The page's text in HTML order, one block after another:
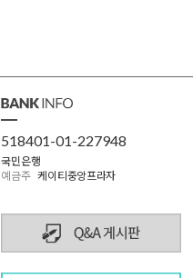
518401-01-227948
국민은행
예금주 케이티중앙프라자